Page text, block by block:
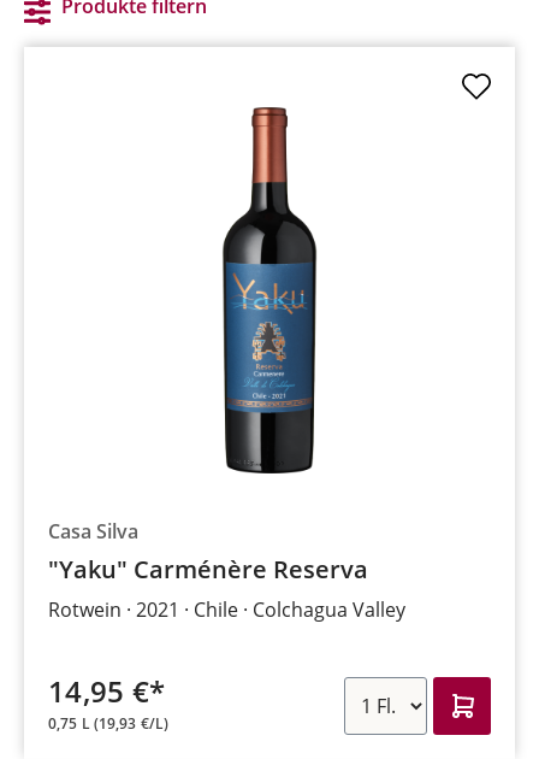
Produkte filtern
Casa Silva
"Yaku" Carménère Reserva
Rotwein 2021 Chile Colchagua Valley
14,95 €*
0,75 L(19,93 €/L)